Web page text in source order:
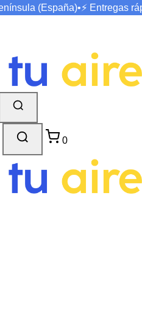
(España)•⚡ Entregas
0